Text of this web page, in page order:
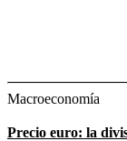
Macroeconomía
Precio euro: la